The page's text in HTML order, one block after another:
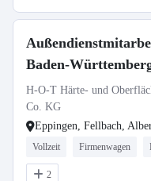
Baden-
H-O-T Härte- und
Co. KG
Eppingen, Fellbach,
Vollzeit Firmenwagen
2